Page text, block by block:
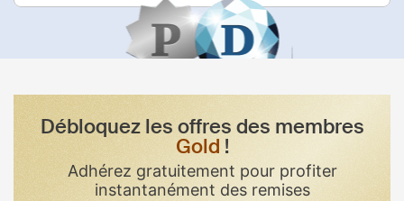
Débloquez les offres des membres
Gold!
Adhérez gratuitement pour profiter
instantanément des remises